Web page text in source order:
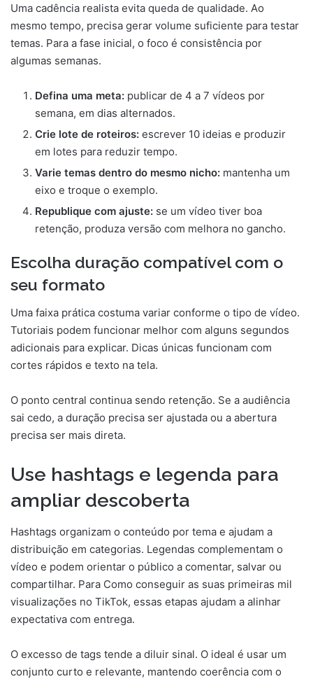
Uma cadência realista evita queda de qualidade. Ao
mesmo tempo, precisa gerar volume suficiente para testar
temas. Para a fase inicial, o foco é consistência por
algumas semanas.
Defina uma meta: publicar de 4 a 7 vídeos por
semana, em dias alternados.
Crie lote de roteiros: escrever 10 ideias e produzir
em lotes para reduzir tempo.
Varie temas dentro do mesmo nicho: mantenha um
eixo e troque o exemplo.
Republique com ajuste: se um vídeo tiver boa
retenção, produza versão com melhora no gancho.
Escolha duração compatível com o
seu formato
Uma faixa prática costuma variar conforme o tipo de vídeo.
Tutoriais podem funcionar melhor com alguns segundos
adicionais para explicar. Dicas únicas funcionam com
cortes rápidos e texto na tela.
O ponto central continua sendo retenção. Se a audiência
sai cedo, a duração precisa ser ajustada ou a abertura
precisa ser mais direta.
Use hashtags e legenda para
ampliar descoberta
Hashtags organizam o conteúdo por tema e ajudam a
distribuição em categorias. Legendas complementam o
vídeo e podem orientar o público a comentar, salvar ou
compartilhar. Para Como conseguir as suas primeiras mil
visualizações no TikTok, essas etapas ajudam a alinhar
expectativa com entrega.
O excesso de tags tende a diluir sinal. O ideal é usar um
conjunto curto e relevante, mantendo coerência com o